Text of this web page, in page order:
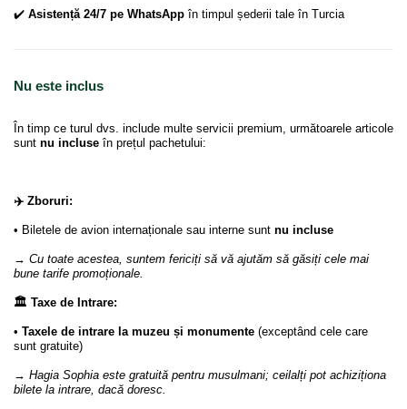
✔️ Asistență 24/7 pe WhatsApp în timpul șederii tale în Turcia
Nu este inclus
În timp ce turul dvs. include multe servicii premium, următoarele articole
sunt nu incluse în prețul pachetului:
✈️ Zboruri:
• Biletele de avion internaționale sau interne sunt nu incluse
→ Cu toate acestea, suntem fericiți să vă ajutăm să găsiți cele mai
bune tarife promoționale.
🏛️ Taxe de Intrare:
• Taxele de intrare la muzeu și monumente (exceptând cele care
sunt gratuite)
→ Hagia Sophia este gratuită pentru musulmani; ceilalți pot achiziționa
bilete la intrare, dacă doresc.